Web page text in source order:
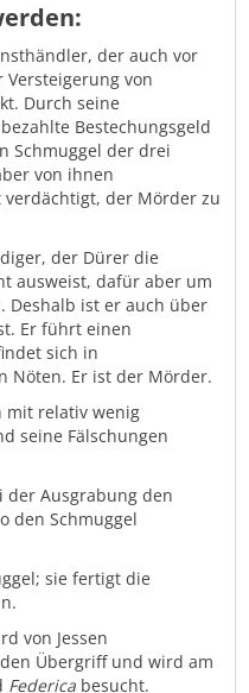
der auch vor
Versteigerung von
Durch seine
Bestechungsgeld
Schmuggel der drei
von ihnen
der Mörder zu
der Dürer die
ausweist, dafür aber um
Deshalb ist er auch über
Er führt einen
sich in
Nöten. Er ist der Mörder.
mit relativ wenig
seine Fälschungen
der Ausgrabung den
den Schmuggel
sie fertigt die
von Jessen
Übergriff und wird am
Federica besucht.